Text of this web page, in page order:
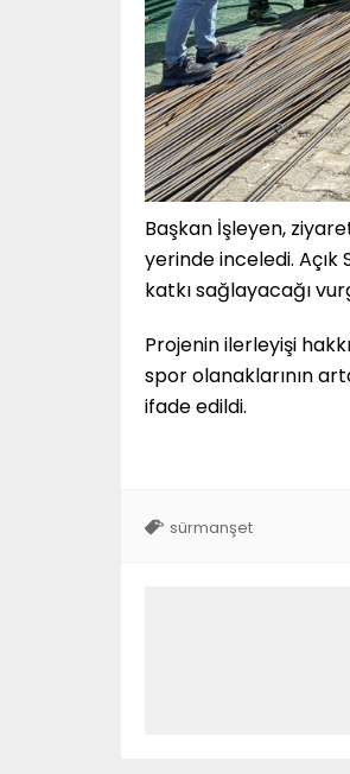
Başkan İşleyen,
yerinde inceledi.
katkı sağlayacağı
Projenin ilerleyişi
spor olanaklarının
ifade edildi.
sürmanşet